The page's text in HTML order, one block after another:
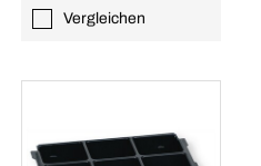
Vergleichen